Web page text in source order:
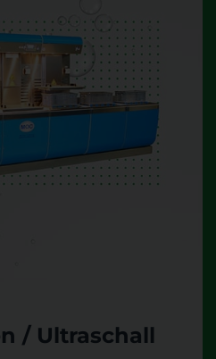
/ Ultraschall